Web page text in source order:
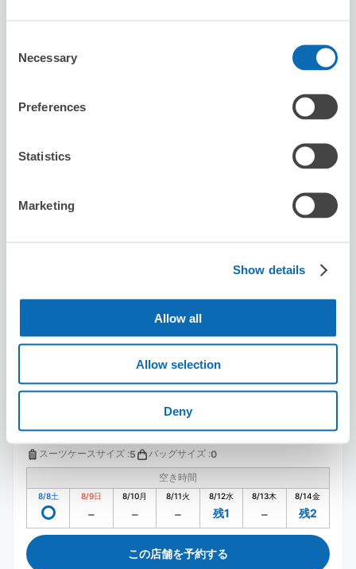
Selection
Necessary
Preferences
Statistics
Marketing
Show details
Allow all
Allow selection
Deny
8/14 金
舞浜駅から徒歩0分
本日の営業時間
舞浜駅すぐで確実に預かってもらえるのは助かりました！
スーツケースサイズ :5 バッグサイズ :0
空き時間
8/8土 8/9日 8/10月 8/11火 8/12水
残1
8/13木 8/14金
残2
この店舗を予約する